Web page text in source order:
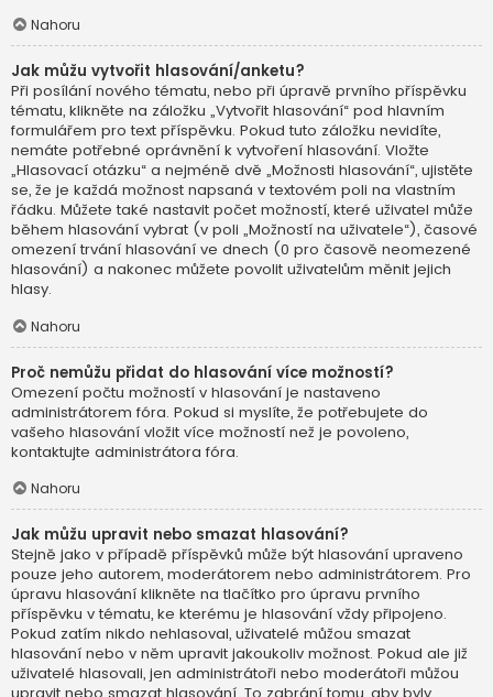
Nahoru
Jak můžu vytvořit hlasování/anketu?
Při posílání nového tématu, nebo při úpravě prvního příspěvku
tématu, klikněte na záložku „Vytvořit hlasování“ pod hlavním
formulářem pro text příspěvku. Pokud tuto záložku nevidíte,
nemáte potřebné oprávnění k vytvoření hlasování. Vložte
„Hlasovací otázku“ a nejméně dvě „Možnosti hlasování“, ujistěte
se, že je každá možnost napsaná v textovém poli na vlastním
řádku. Můžete také nastavit počet možností, které uživatel může
během hlasování vybrat (v poli „Možností na uživatele“), časové
omezení trvání hlasování ve dnech (0 pro časově neomezené
hlasování) a nakonec můžete povolit uživatelům měnit jejich
hlasy.
Nahoru
Proč nemůžu přidat do hlasování více možností?
Omezení počtu možností v hlasování je nastaveno
administrátorem fóra. Pokud si myslíte, že potřebujete do
vašeho hlasování vložit více možností než je povoleno,
kontaktujte administrátora fóra.
Nahoru
Jak můžu upravit nebo smazat hlasování?
Stejně jako v případě příspěvků může být hlasování upraveno
pouze jeho autorem, moderátorem nebo administrátorem. Pro
úpravu hlasování klikněte na tlačítko pro úpravu prvního
příspěvku v tématu, ke kterému je hlasování vždy připojeno.
Pokud zatím nikdo nehlasoval, uživatelé můžou smazat
hlasování nebo v něm upravit jakoukoliv možnost. Pokud ale již
uživatelé hlasovali, jen administrátoři nebo moderátoři můžou